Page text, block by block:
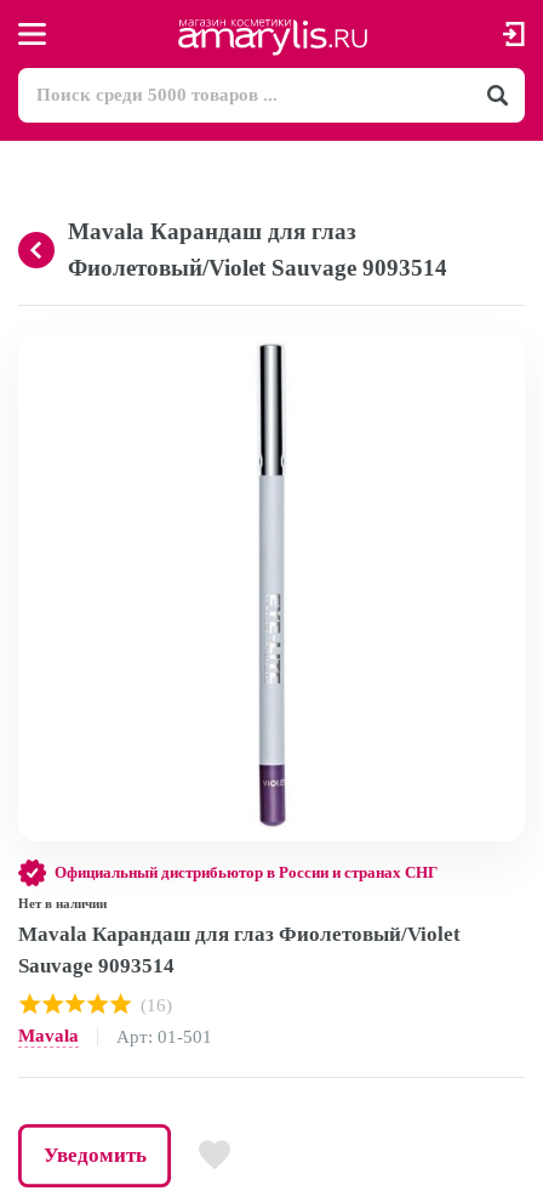
Mavala Карандаш для глаз
Фиолетовый/Violet Sauvage 9093514
Официальный дистрибьютор в России и странах СНГ
Нет в наличии
Mavala Карандаш для глаз Фиолетовый/Violet
Sauvage 9093514
(16)
Mavala
Арт: 01-501
Уведомить